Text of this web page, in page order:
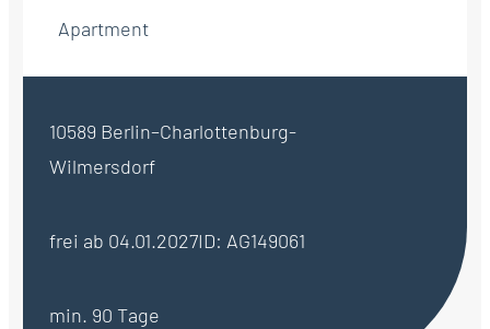
Apartment
10589 Berlin–Charlottenburg-
Wilmersdorf
frei ab 04.01.2027ID: AG149061
min. 90 Tage